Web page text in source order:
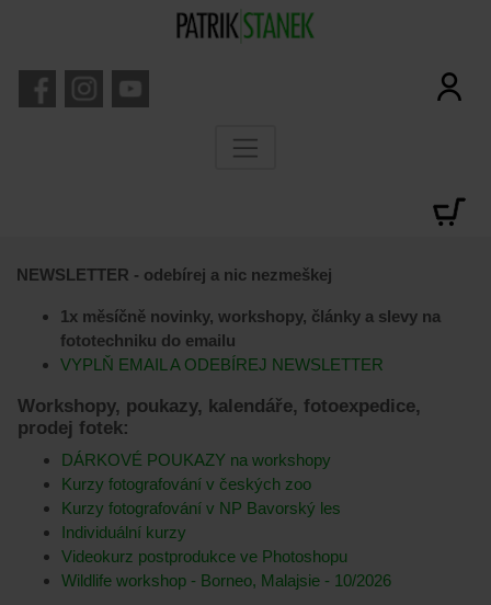
NEWSLETTER - odebírej a nic nezmeškej
1x měsíčně novinky, workshopy, články a slevy na
fototechniku do emailu
VYPLŇ EMAIL A ODEBÍREJ NEWSLETTER
Workshopy, poukazy, kalendáře, fotoexpedice,
prodej fotek:
DÁRKOVÉ POUKAZY na workshopy
Kurzy fotografování v českých zoo
Kurzy fotografování v NP Bavorský les
Individuální kurzy
Videokurz postprodukce ve Photoshopu
Wildlife workshop - Borneo, Malajsie - 10/2026